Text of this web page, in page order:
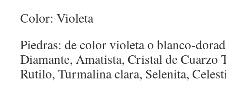
Color: Violeta
Piedras: de color violeta o blanco-
Diamante, Amatista, Cristal de Cuarzo
Rutilo, Turmalina clara, Selenita,